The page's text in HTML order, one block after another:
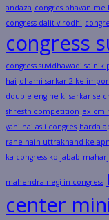
andaza congres bhavan
congress dalit virodhi
congress
congress suvidhawadi sainik
hai dhami sarkar-2 ke
double engine ki sarkar se
shresth competition ex cm
yahi hai asli congres harda
rahe hain uttrakhand ke
ka congress ko jabab
mahendra negi in congress
center